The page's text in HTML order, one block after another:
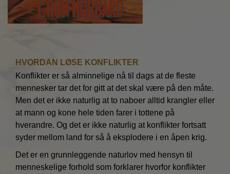
HVORDAN LØSE KONFLIKTER
Konflikter er så alminnelige nå til dags at de fleste
mennesker tar det for gitt at det skal være på den måte.
Men det er ikke naturlig at to naboer alltid krangler eller
at mann og kone hele tiden farer i tottene på
hverandre. Og det er ikke naturlig at konflikter fortsatt
syder mellom land for så å eksplodere i en åpen krig.
Det er en grunnleggende naturlov med hensyn til
menneskelige forhold som forklarer hvorfor konflikter